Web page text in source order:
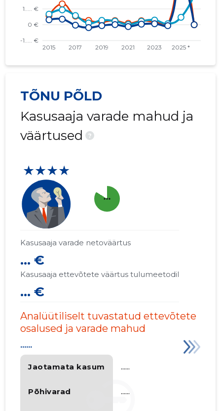
TÕNU PÕLD
Kasusaaja varade mahud ja
väärtused
?
★★★★
more_horiz
Kasusaaja varade netoväärtus
... €
Kasusaaja ettevõtete väärtus tulumeetodil
... €
Analüütiliselt tuvastatud ettevõtete
osalused ja varade mahud
Jaotamata kasum
Põhivarad
......
......
......